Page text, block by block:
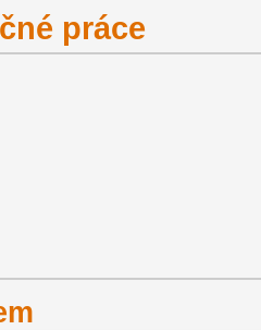
práce